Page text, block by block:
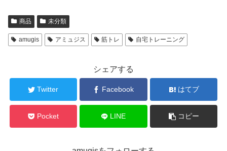
商品 未分類
amugis アミュジス 筋トレ 自宅トレーニング
シェアする
Twitter Facebook はてブ
Pocket LINE コピー